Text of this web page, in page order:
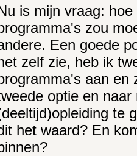
is mijn vraag:
zou
Een goede
zelf zie, heb ik
aan en
optie en
te
het waard? En